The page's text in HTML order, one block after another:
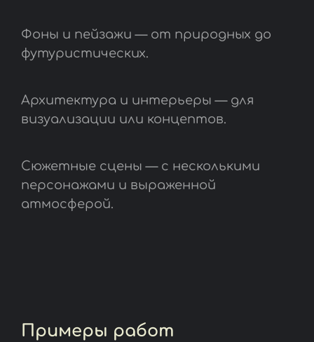
Фоны и пейзажи — от природных до
футуристических.
Архитектура и интерьеры — для
визуализации или концептов.
Сюжетные сцены — с несколькими
персонажами и выраженной
атмосферой.
Примеры работ